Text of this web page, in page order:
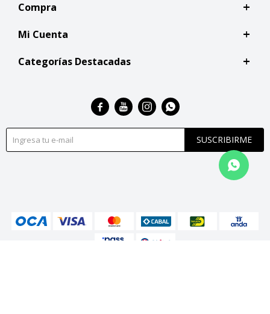
Compra
Mi Cuenta
Categorías Destacadas
SUSCRIBIRME
   